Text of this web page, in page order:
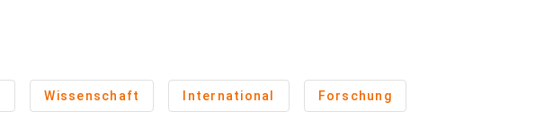
Wissenschaft International Forschung